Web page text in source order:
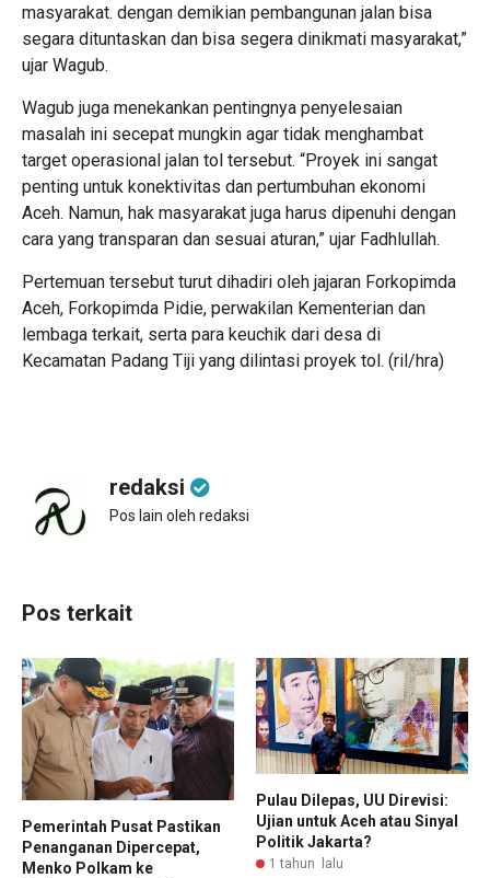
masyarakat. dengan demikian pembangunan jalan bisa
segara dituntaskan dan bisa segera dinikmati masyarakat,”
ujar Wagub.
Wagub juga menekankan pentingnya penyelesaian
masalah ini secepat mungkin agar tidak menghambat
target operasional jalan tol tersebut. “Proyek ini sangat
penting untuk konektivitas dan pertumbuhan ekonomi
Aceh. Namun, hak masyarakat juga harus dipenuhi dengan
cara yang transparan dan sesuai aturan,” ujar Fadhlullah.
Pertemuan tersebut turut dihadiri oleh jajaran Forkopimda
Aceh, Forkopimda Pidie, perwakilan Kementerian dan
lembaga terkait, serta para keuchik dari desa di
Kecamatan Padang Tiji yang dilintasi proyek tol. (ril/hra)
redaksi
Pos lain oleh redaksi
Pos terkait
Pemerintah Pusat Pastikan
Penanganan Dipercepat,
Menko Polkam ke
Pulau Dilepas, UU Direvisi:
Ujian untuk Aceh atau Sinyal
Politik Jakarta?
1 tahun lalu